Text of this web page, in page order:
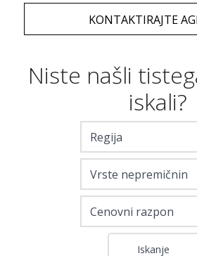
KONTAKTIRAJTE
Niste našli
iskali?
Regija
Vrste nepremičnin
Cenovni razpon